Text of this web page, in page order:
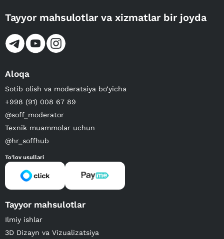
Tayyor mahsulotlar va xizmatlar bir joyda
Aloqa
Sotib olish va moderatsiya bo‘yicha
+998 (91) 008 67 89
@soff_moderator
Texnik muammolar uchun
@hr_soffhub
To'lov usullari
Tayyor mahsulotlar
Ilmiy ishlar
3D Dizayn va Vizualizatsiya